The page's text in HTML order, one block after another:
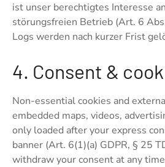
ist unser berechtigtes Interesse
störungsfreien Betrieb (Art. 6
Logs werden nach kurzer Frist
4. Consent &
Non-essential cookies and
embedded maps, videos,
only loaded after your express
banner (Art. 6(1)(a) GDPR, § 25
withdraw your consent at any